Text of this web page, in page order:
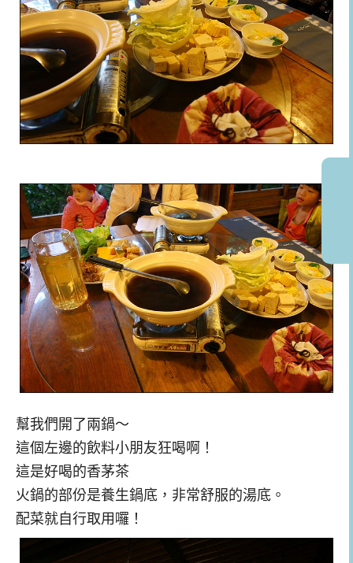
幫我們開了兩鍋～
這個左邊的飲料小朋友狂喝啊！
這是好喝的香茅茶
火鍋的部份是養生鍋底，非常舒服的湯底。
配菜就自行取用囉！